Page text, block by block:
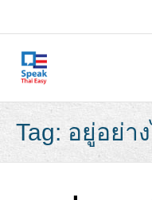
content
Tag: อยู่อย่า